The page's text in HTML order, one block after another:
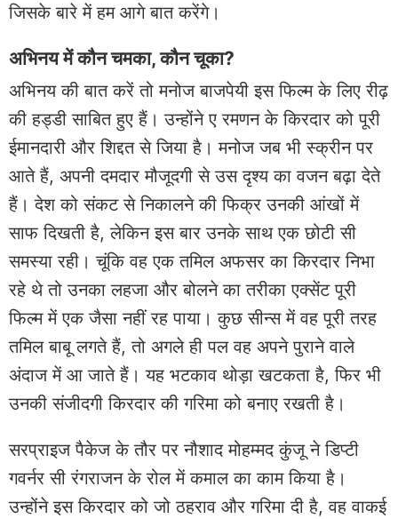
जिसके बारे में हम आगे बात करेंगे।
अभिनय में कौन चमका, कौन चूका?
अभिनय की बात करें तो मनोज बाजपेयी इस फिल्म के लिए रीढ़
की हड्डी साबित हुए हैं। उन्होंने ए रमणन के किरदार को पूरी
ईमानदारी और शिद्दत से जिया है। मनोज जब भी स्क्रीन पर
आते हैं, अपनी दमदार मौजूदगी से उस दृश्य का वजन बढ़ा देते
हैं। देश को संकट से निकालने की फिक्र उनकी आंखों में
साफ दिखती है, लेकिन इस बार उनके साथ एक छोटी सी
समस्या रही। चूंकि वह एक तमिल अफसर का किरदार निभा
रहे थे तो उनका लहजा और बोलने का तरीका एक्सेंट पूरी
फिल्म में एक जैसा नहीं रह पाया। कुछ सीन्स में वह पूरी तरह
तमिल बाबू लगते हैं, तो अगले ही पल वह अपने पुराने वाले
अंदाज में आ जाते हैं। यह भटकाव थोड़ा खटकता है, फिर भी
उनकी संजीदगी किरदार की गरिमा को बनाए रखती है।
सरप्राइज पैकेज के तौर पर नौशाद मोहम्मद कुंजू ने डिप्टी
गवर्नर सी रंगराजन के रोल में कमाल का काम किया है।
उन्होंने इस किरदार को जो ठहराव और गरिमा दी है, वह वाकई